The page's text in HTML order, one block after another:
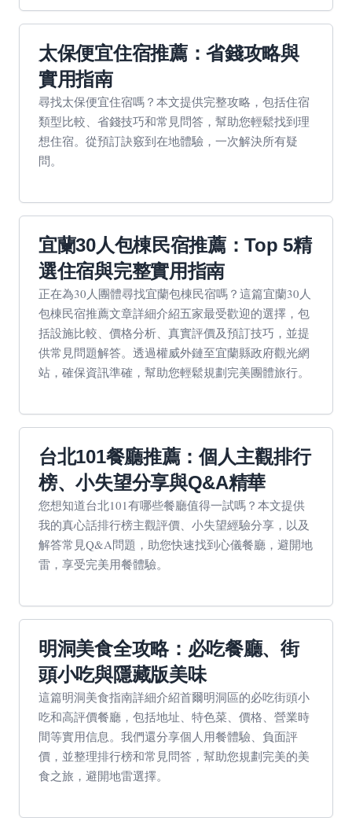
太保便宜住宿推薦：省錢攻略與
實用指南
尋找太保便宜住宿嗎？本文提供完整攻略，包括住宿
類型比較、省錢技巧和常見問答，幫助您輕鬆找到理
想住宿。從預訂訣竅到在地體驗，一次解決所有疑
問。
宜蘭30人包棟民宿推薦：Top 5精
選住宿與完整實用指南
正在為30人團體尋找宜蘭包棟民宿嗎？這篇宜蘭30人
包棟民宿推薦文章詳細介紹五家最受歡迎的選擇，包
括設施比較、價格分析、真實評價及預訂技巧，並提
供常見問題解答。透過權威外鏈至宜蘭縣政府觀光網
站，確保資訊準確，幫助您輕鬆規劃完美團體旅行。
台北101餐廳推薦：個人主觀排行
榜、小失望分享與Q&A精華
您想知道台北101有哪些餐廳值得一試嗎？本文提供
我的真心話排行榜主觀評價、小失望經驗分享，以及
解答常見Q&A問題，助您快速找到心儀餐廳，避開地
雷，享受完美用餐體驗。
明洞美食全攻略：必吃餐廳、街
頭小吃與隱藏版美味
這篇明洞美食指南詳細介紹首爾明洞區的必吃街頭小
吃和高評價餐廳，包括地址、特色菜、價格、營業時
間等實用信息。我們還分享個人用餐體驗、負面評
價，並整理排行榜和常見問答，幫助您規劃完美的美
食之旅，避開地雷選擇。